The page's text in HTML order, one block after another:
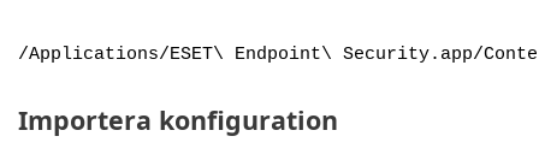
/Applications/ESET\ Endpoint\ Security.app/
Importera konfiguration